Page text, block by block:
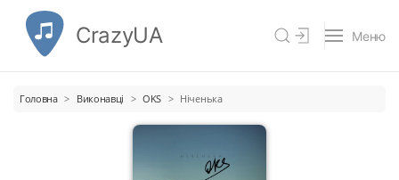
CrazyUA Меню
Головна Виконавці OKS Ніченька